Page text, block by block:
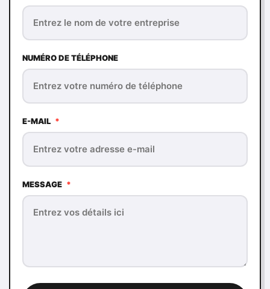
NUMÉRO DE TÉLÉPHONE
E-MAIL *
MESSAGE *